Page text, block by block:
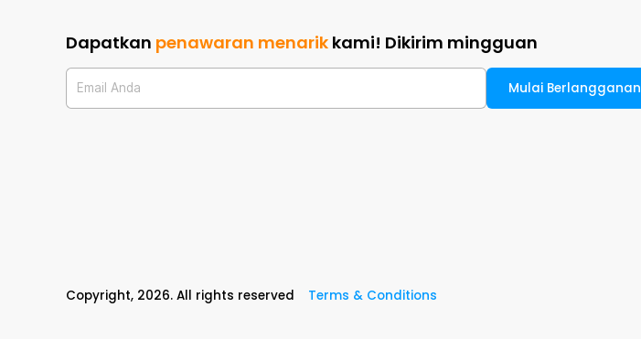
Dapatkan penawaran menarik kami! Dikirim mingguan
Email Anda Mulai Berlangganan
Copyright, 2026. All rights reserved Terms & Conditions